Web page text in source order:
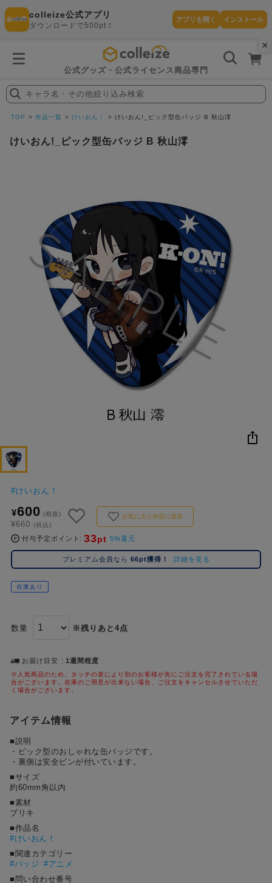
×
colleize公式アプリ
ダウンロードで500pt！
アプリを開く インストール
公式グッズ・公式ライセンス商品専門
探
す
在庫あり
商品
セール
ランキン
グ
コ
レ
イ
ズ
キ
ワ
ー
ド
3位 #初音ミク シリーズ #ゴールデンカムイ
キャラ名・その他絞り込み検索
TOP 作品一覧 けいおん！ けいおん!_ピック型缶バッジ B 秋山澪
けいおん!_ピック型缶バッジ B 秋山澪
#けいおん！
¥600 (税抜)
¥660 (税込)
お気に入り作品に追加
付与予定ポイント 33pt 5%還元
プレミアム会員なら 66pt獲得！ 詳細を見る
在庫あり
数量 ※残りあと4点
お届け目安 1週間程度
※人気商品のため、タッチの差により別のお客様が先にご注文を完了されている場
合がございます。在庫のご用意が出来ない場合、ご注文をキャンセルさせていただ
く場合がございます。
アイテム情報
■説明
・ピック型のおしゃれな缶バッジです。
・裏側は安全ピンが付いています。
■サイズ
約60mm角以内
■素材
ブリキ
■作品名
#けいおん！
■関連カテゴリー
#バッジ #アニメ
■問い合わせ番号